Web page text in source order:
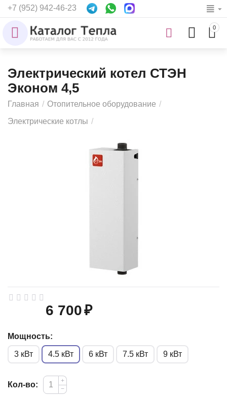
+7 (952) 942-46-23
0
Электрический котел СТЭН
Эконом 4,5
Главная / Отопительное оборудование /
Электрические котлы /
6 700₽
Мощность:
3 кВт 4.5 кВт 6 кВт 7.5 кВт 9 кВт
Кол-во:
+
−